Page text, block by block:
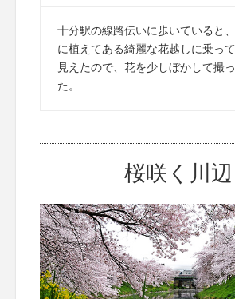
十分駅の線路伝いに歩いていると
に植えてある綺麗な花越しに乗っ
見えたので、花を少しぼかして撮
た。
桜咲く川辺